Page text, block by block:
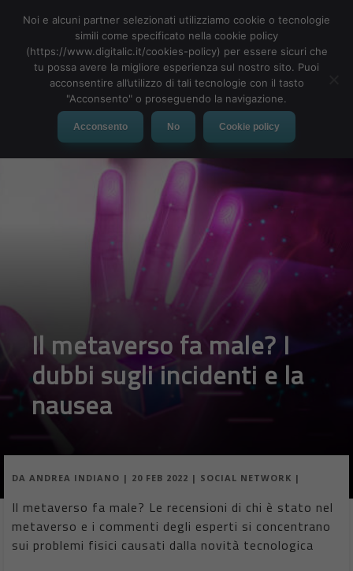
MENU
Il metaverso fa male? I
dubbi sugli incidenti e la
nausea
DA ANDREA INDIANO | 20 FEB 2022 | SOCIAL NETWORK |
Il metaverso fa male? Le recensioni di chi è stato nel
metaverso e i commenti degli esperti si concentrano
sui problemi fisici causati dalla novità tecnologica
Noi e alcuni partner selezionati utilizziamo cookie o tecnologie
simili come specificato nella cookie policy
(https://www.digitalic.it/cookies-policy) per essere sicuri che
tu possa avere la migliore esperienza sul nostro sito. Puoi
acconsentire all’utilizzo di tali tecnologie con il tasto
"Acconsento" o proseguendo la navigazione.
Acconsento No Cookie policy